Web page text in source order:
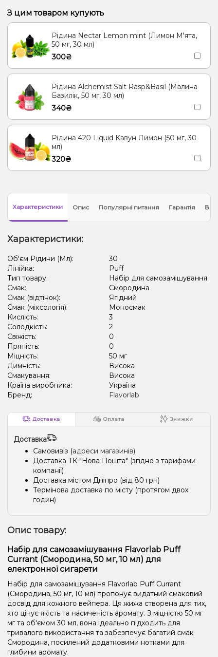
З цим товаром купують
Рідина Nectar Lemon mint (Лимон М'ята,
50 мг, 30 мл)
300₴
Рідина Alchemist Salt Rasp&Basil (Малина
Базилік, 50 мг, 30 мл)
340₴
Рідина 420 Liquid Кавун Лимон (50 мг, 30
мл)
320₴
Характеристики Опис Популярні питання Гарантія
Характеристики:
Об'єм Рідини (Мл):
30
Лінійка:
Puff
Тип товару:
Набір для самозамішування
Смак:
Смородина
Смак (відтінок):
Ягідний
Смак (міксологія):
Моносмак
Кислість:
3
Солодкість:
2
Свіжість:
0
Пряність:
0
Міцність:
50 мг
Димність:
Висока
Смакування:
Висока
Країна виробника:
Україна
Бренд:
Flavorlab
Доставка Оплата Знижки
Доставка
Самовивіз (адреси магазинів)
Доставка ТК "Нова Пошта" (згідно з тарифами
компанії)
Доставка містом Дніпро (від 80 грн)
Термінова доставка по місту (протягом двох
годин)
Опис товару:
Набір для самозамішування Flavorlab Puff
Currant (Смородина, 50 мг, 10 мл) для
електронної сигарети
Набір для самозамішування Flavorlab Puff Currant
(Смородина, 50 мг, 10 мл) пропонує видатний смаковий
досвід для кожного вейпера. Ця жижа створена для тих,
хто цінує якість та насиченість аромату. З міцністю 50 мг
мг та об'ємом 30 мл, вона ідеально підходить для
тривалого використання та забезпечує багатий смак
Смородина, посилений додатковими нотками для
глибини аромату.